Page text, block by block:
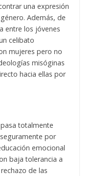
una expresión
Además, de
entre los jóvenes
celibato
mujeres pero no
misóginas
hacia ellas por
totalmente
por
emocional
baja tolerancia a
de las